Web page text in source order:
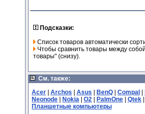
Подсказки:
Список товаров автоматически
Чтобы сравнить товары между
товары" (снизу).
См. также:
Acer
Archos Asus BenQ Compal
Neonode
Nokia O2 PalmOne Qtek
Планшетные компьютеры